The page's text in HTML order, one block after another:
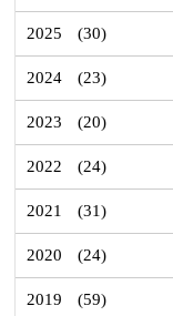
2025 (30)
2024 (23)
2023 (20)
2022 (24)
2021 (31)
2020 (24)
2019 (59)